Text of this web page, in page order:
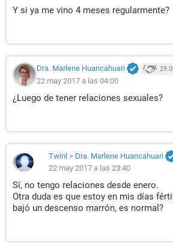
Y si ya me vino 4 meses regularmente?
Dra. Marlene Huancahuari
22 may 2017 a las 04:00
¿Luego de tener relaciones sexuales?
Twinl > Dra. Marlene Huancahuari
22 may 2017 a las 23:40
Sí, no tengo relaciones desde enero.
Otra duda es que estoy en mis días
bajó un descenso marrón, es normal?